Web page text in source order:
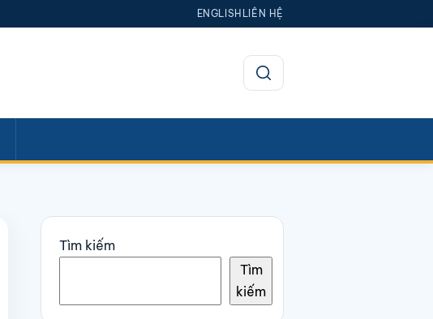
ENGLISH LIÊN HỆ
Mở tìm kiếm
Tìm kiếm
Tìm
kiếm